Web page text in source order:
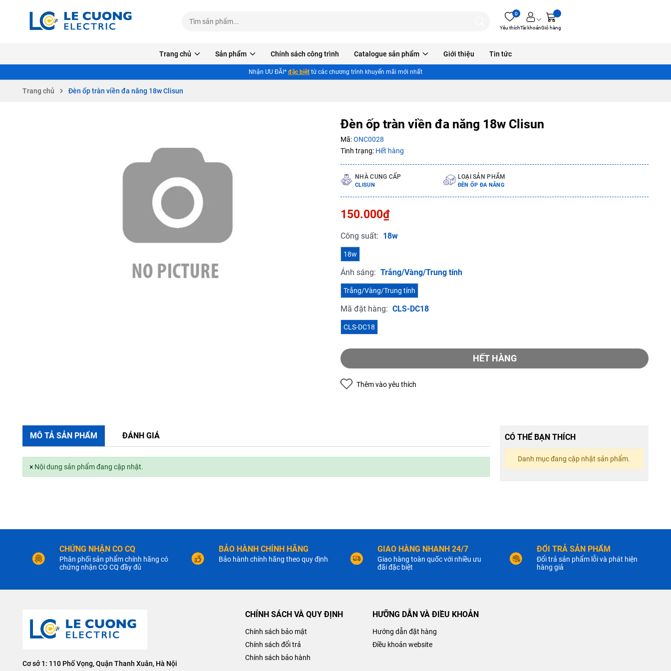
0
Yêu thíchTài khoảnGiỏ hàng
Trang chủ Sản phẩm Chính sách công trình Catalogue sản phẩm Giới thiệu Tin tức
Nhận ƯU ĐÃI* đặc biệt từ các chương trình khuyến mãi mới nhất
Trang chủ Đèn ốp tràn viền đa năng 18w Clisun
Đèn ốp tràn viền đa năng 18w Clisun
Mã:ONC0028
Tình trạng: Hết hàng
NHÀ CUNG CẤP
CLISUN
LOẠI SẢN PHẨM
ĐÈN ỐP ĐA NĂNG
150.000₫
Công suất: 18w
18w
Ánh sáng: Trắng/Vàng/Trung tính
Trắng/Vàng/Trung tính
Mã đặt hàng: CLS-DC18
CLS-DC18
HẾT HÀNG
Thêm vào yêu thích
THANH TOÁNbạn nhé!
CÓ THỂ BẠN THÍCH
Danh mục đang cập nhật sản phẩm.
MÔ TẢ SẢN PHẨM ĐÁNH GIÁ
×Nội dung sản phẩm đang cập nhật.
CHỨNG NHẬN CO CQ
Phân phối sản phẩm chính hãng có
chứng nhận CO CQ đầy đủ
BẢO HÀNH CHÍNH HÃNG
Bảo hành chính hãng theo quy định
GIAO HÀNG NHANH 24/7
Giao hàng toàn quốc với nhiều ưu
đãi đặc biệt
ĐỔI TRẢ SẢN PHẨM
Đổi trả sản phẩm lỗi và phát hiện
hàng giả
Cơ sở 1: 110 Phố Vọng, Quận Thanh Xuân, Hà Nội
CHÍNH SÁCH VÀ QUY ĐỊNH
Chính sách bảo mật
Chính sách đổi trả
Chính sách bảo hành
HƯỠNG DẪN VÀ ĐIỀU KHOẢN
Hướng dẫn đặt hàng
Điều khoản website